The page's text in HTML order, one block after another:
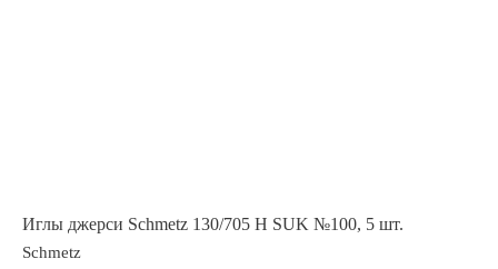
Иглы джерси Schmetz 130/705 Н SUK №100, 5 шт.
Schmetz